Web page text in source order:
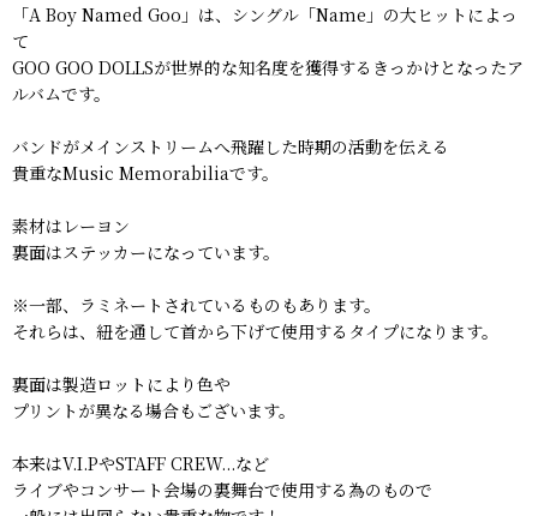
「A Boy Named Goo」は、シングル「Name」の大ヒットによっ
て
GOO GOO DOLLSが世界的な知名度を獲得するきっかけとなったア
ルバムです。
バンドがメインストリームへ飛躍した時期の活動を伝える
貴重なMusic Memorabiliaです。
素材はレーヨン
裏面はステッカーになっています。
※一部、ラミネートされているものもあります。
それらは、紐を通して首から下げて使用するタイプになります。
裏面は製造ロットにより色や
プリントが異なる場合もございます。
本来はV.I.PやSTAFF CREW...など
ライブやコンサート会場の裏舞台で使用する為のもので